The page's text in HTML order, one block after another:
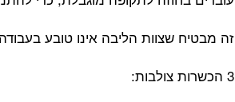
זה מבטיח שצוות הליבה אינו טובע
3 הכשרות צולבות: